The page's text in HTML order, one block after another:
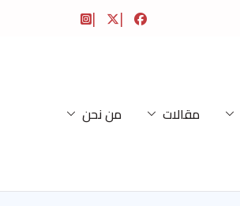
مقالات من نحن